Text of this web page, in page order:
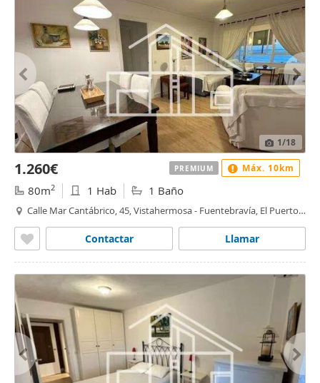
1/18
1.260€
80m2 1 Hab 1 Baño
Calle Mar Cantábrico, 45, Vistahermosa - Fuentebravía, El Puerto
Llamar
Contactar
PREMIUM Máx. 10km